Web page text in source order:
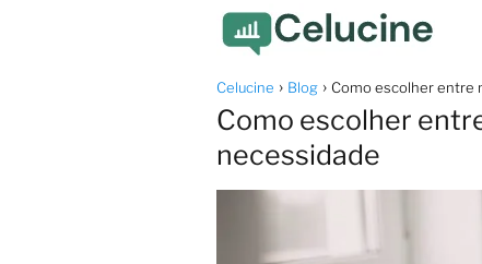
Celucine Blog Como escolher entre
Como escolher
necessidade